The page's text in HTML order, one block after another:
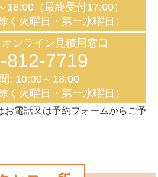
18:00（最終受付17:00）
く火曜日・第一水曜日）
ンライン見積用窓口
812-7719
: 10:00～18:00
く火曜日・第一水曜日）
電話又は予約フォームからご予